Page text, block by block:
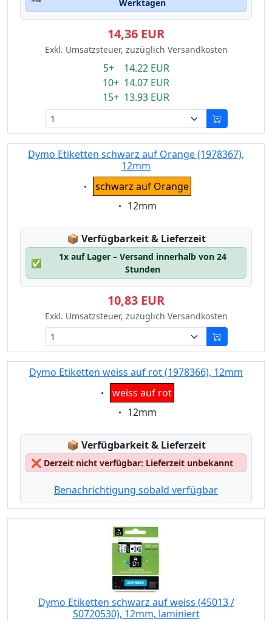
Werktagen
14,36 EUR
Exkl. Umsatzsteuer, zuzüglich Versandkosten
5+ 14.22 EUR
10+ 14.07 EUR
15+ 13.93 EUR
Dymo Etiketten schwarz auf Orange (1978367),
12mm
Eigenschaft:
schwarz auf Orange
Eigenschaft:
12mm
📦 Lagerstatus:
Verfügbarkeit & Lieferzeit
✅
1x auf Lager – Versand innerhalb von 24
Stunden
10,83 EUR
Exkl. Umsatzsteuer, zuzüglich Versandkosten
Dymo Etiketten weiss auf rot (1978366), 12mm
Eigenschaft:
weiss auf rot
Eigenschaft:
12mm
📦 Lagerstatus:
Verfügbarkeit & Lieferzeit
❌ Derzeit nicht verfügbar: Lieferzeit unbekannt
Benachrichtigung sobald verfügbar
Dymo Etiketten schwarz auf weiss (45013 /
S0720530), 12mm, laminiert